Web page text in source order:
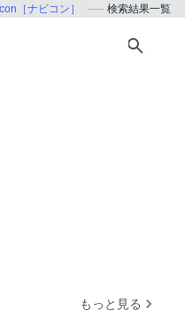
［ナビコン］ 検索結果一覧
もっと見る